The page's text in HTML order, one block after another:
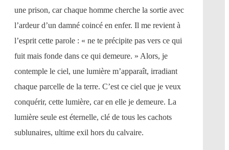
une prison, car chaque homme cherche la sortie avec
l’ardeur d’un damné coincé en enfer. Il me revient à
l’esprit cette parole : « ne te précipite pas vers ce qui
fuit mais fonde dans ce qui demeure. » Alors, je
contemple le ciel, une lumière m’apparaît, irradiant
chaque parcelle de la terre. C’est ce ciel que je veux
conquérir, cette lumière, car en elle je demeure. La
lumière seule est éternelle, clé de tous les cachots
sublunaires, ultime exil hors du calvaire.